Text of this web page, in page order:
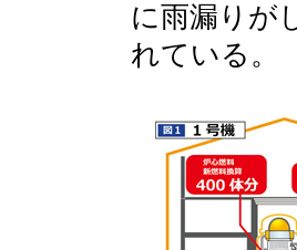
に雨漏りが
れている。